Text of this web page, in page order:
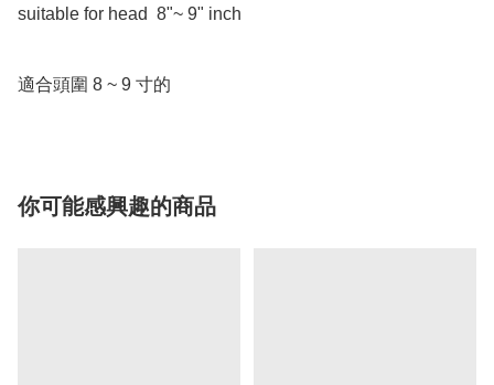
suitable for head  8"~ 9" inch
適合頭圍 8 ~ 9 寸的
你可能感興趣的商品